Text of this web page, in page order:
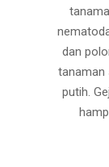
dan
tanaman
putih.